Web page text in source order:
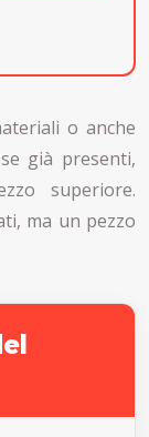
o anche
già presenti,
superiore.
ma un pezzo